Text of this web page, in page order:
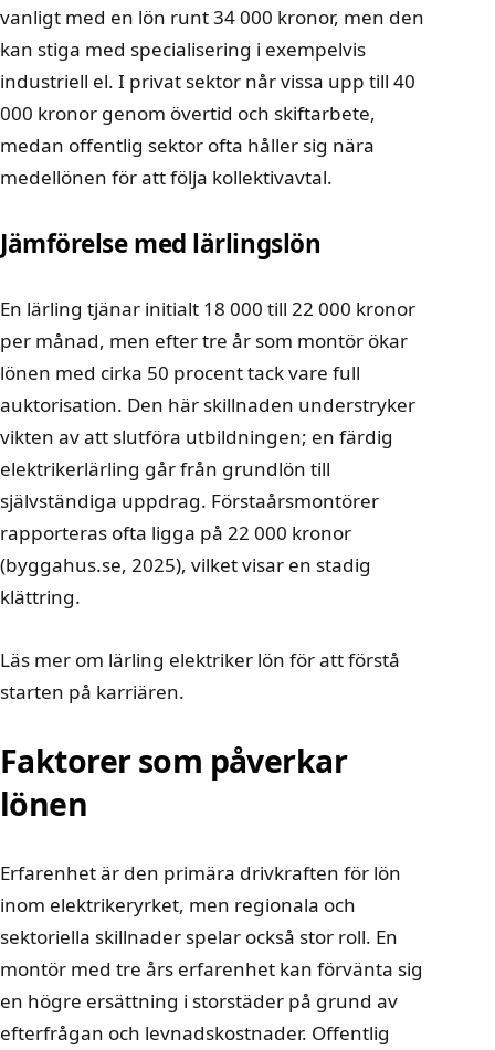
vanligt med en lön runt 34 000 kronor, men den
kan stiga med specialisering i exempelvis
industriell el. I privat sektor når vissa upp till 40
000 kronor genom övertid och skiftarbete,
medan offentlig sektor ofta håller sig nära
medellönen för att följa kollektivavtal.
Jämförelse med lärlingslön
En lärling tjänar initialt 18 000 till 22 000 kronor
per månad, men efter tre år som montör ökar
lönen med cirka 50 procent tack vare full
auktorisation. Den här skillnaden understryker
vikten av att slutföra utbildningen; en färdig
elektrikerlärling går från grundlön till
självständiga uppdrag. Förstaårsmontörer
rapporteras ofta ligga på 22 000 kronor
(byggahus.se, 2025), vilket visar en stadig
klättring.
Läs mer om lärling elektriker lön för att förstå
starten på karriären.
Faktorer som påverkar
lönen
Erfarenhet är den primära drivkraften för lön
inom elektrikeryrket, men regionala och
sektoriella skillnader spelar också stor roll. En
montör med tre års erfarenhet kan förvänta sig
en högre ersättning i storstäder på grund av
efterfrågan och levnadskostnader. Offentlig